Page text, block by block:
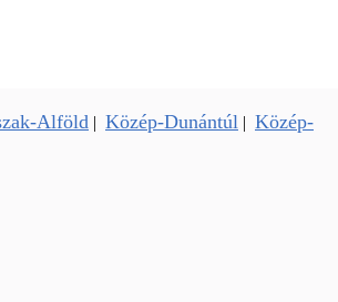
Alföld | Közép-Dunántúl | Közép-